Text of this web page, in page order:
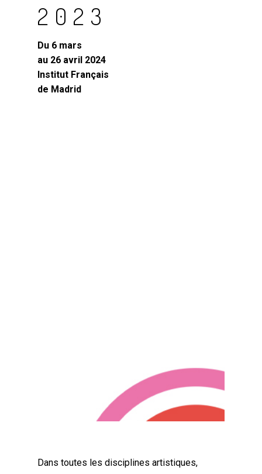
2023
Du 6 mars
au 26 avril 2024
Institut Français
de Madrid
Dans toutes les disciplines artistiques,